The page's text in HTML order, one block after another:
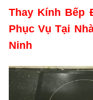
Thay Kính Bếp
Phục Vụ Tại
Ninh